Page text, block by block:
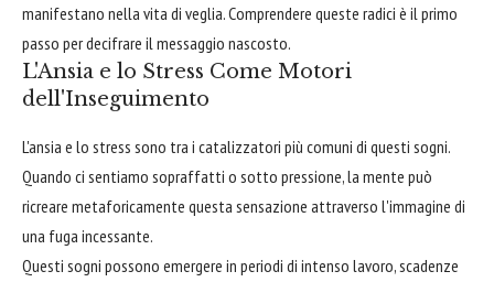
manifestano nella vita di veglia. Comprendere queste radici è il primo
passo per decifrare il messaggio nascosto.
L'Ansia e lo Stress Come Motori
dell'Inseguimento
L'ansia e lo stress sono tra i catalizzatori più comuni di questi sogni.
Quando ci sentiamo sopraffatti o sotto pressione, la mente può
ricreare metaforicamente questa sensazione attraverso l'immagine di
una fuga incessante.
Questi sogni possono emergere in periodi di intenso lavoro, scadenze